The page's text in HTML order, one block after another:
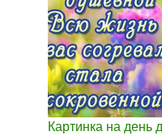
Картинка на день